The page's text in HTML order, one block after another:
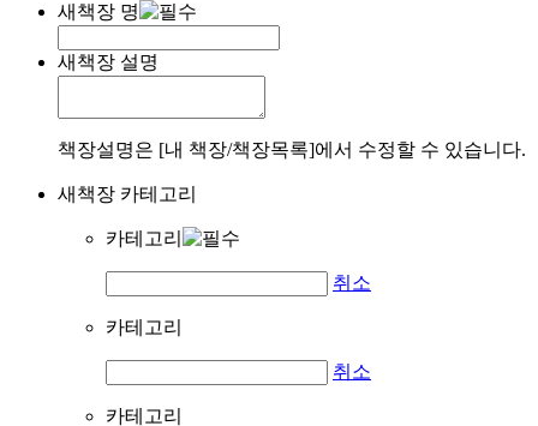
새책장 명
새책장 설명
책장설명은 [내 책장/책장목록]에서 수정할 수 있습니다.
새책장 카테고리
카테고리
취소
카테고리
취소
카테고리